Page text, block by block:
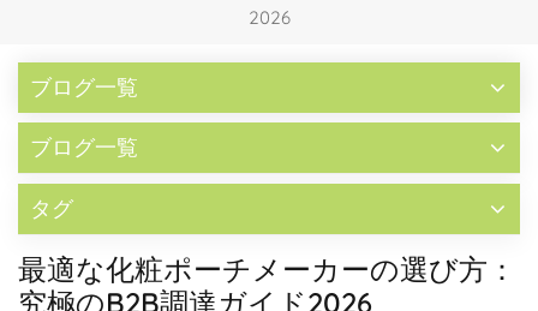
2026
ブログ一覧
ブログ一覧
タグ
最適な化粧ポーチメーカーの選び方：
究極のB2B調達ガイド2026